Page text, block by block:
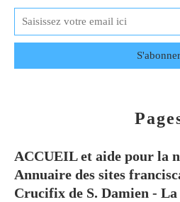
ACCUEIL et aide pour la
Annuaire des sites
Crucifix de S. Damien -